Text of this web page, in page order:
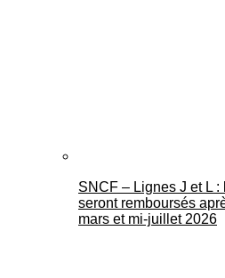
SNCF – Lignes J et L
seront remboursés
mars et mi-juillet 2026